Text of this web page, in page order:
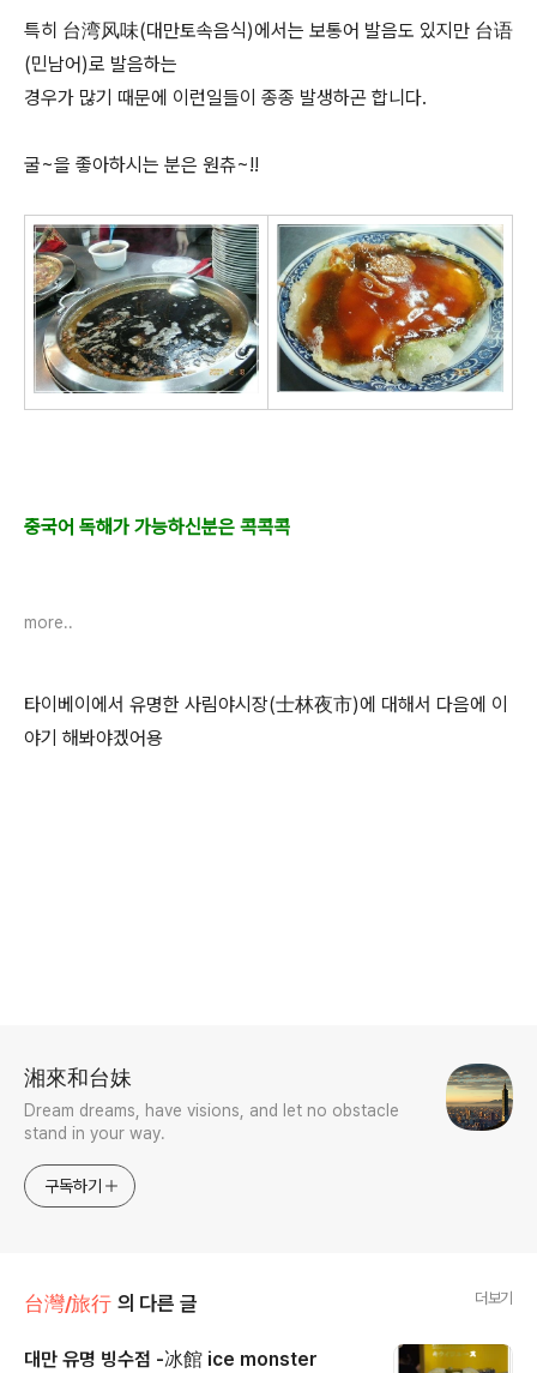
특히 台湾风味(대만토속음식)에서는 보통어 발음도 있지만 台语
(민남어)로 발음하는
경우가 많기 때문에 이런일들이 종종 발생하곤 합니다.
굴~을 좋아하시는 분은 원츄~!!
중국어 독해가 가능하신분은 콕콕콕
more..
타이베이에서 유명한 사림야시장(士林夜市)에 대해서 다음에 이
야기 해봐야겠어용
湘來和台妹
Dream dreams, have visions, and let no obstacle
stand in your way.
구독하기
台灣/旅行 의 다른 글 더보기
대만 유명 빙수점 -冰館 ice monster